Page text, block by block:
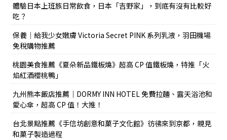
體驗日本上班族日常飲食，日本「吉野家」，到底有沒有比較好
吃？
保養｜給我少女嫩膚 Victoria Secret PINK 系列乳液，羽田機場
免稅購物推薦
桃園美食推薦《夏朵新品鐵板燒》超高 CP 值鐵板燒，特推「火
焰紅酒櫻桃鴨」
九州熊本飯店推薦｜DORMY INN HOTEL 免費拉麵、露天浴池和
愛心傘，超高 CP 值！大推！
台北景點推薦《手信坊創意和菓子文化館》彷彿來到京都，親見
和菓子製造過程